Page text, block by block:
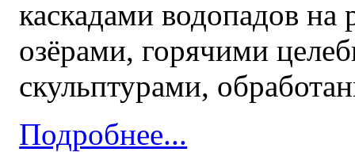
каскадами водопадов
озёрами, горячими
скульптурами,
Подробнее...